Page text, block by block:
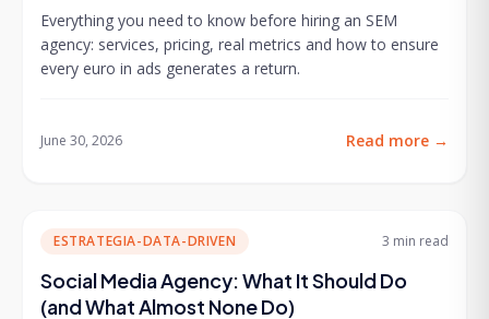
Everything you need to know before hiring an SEM
agency: services, pricing, real metrics and how to ensure
every euro in ads generates a return.
June 30, 2026 Read more →
ESTRATEGIA-DATA-DRIVEN 3 min read
Social Media Agency: What It Should Do
(and What Almost None Do)